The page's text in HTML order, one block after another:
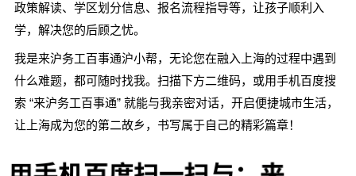
政策解读、学区划分信息、报名流程指导等，让孩子顺利入
学，解决您的后顾之忧。
我是来沪务工百事通沪小帮，无论您在融入上海的过程中遇到
什么难题，都可随时找我。扫描下方二维码，或用手机百度搜
索 “来沪务工百事通” 就能与我亲密对话，开启便捷城市生活，
让上海成为您的第二故乡，书写属于自己的精彩篇章！